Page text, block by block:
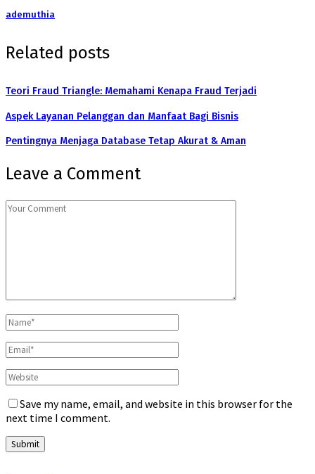
ademuthia
Related posts
Teori Fraud Triangle: Memahami Kenapa Fraud Terjadi
Aspek Layanan Pelanggan dan Manfaat Bagi Bisnis
Pentingnya Menjaga Database Tetap Akurat & Aman
Leave a Comment
Save my name, email, and website in this browser for the
next time I comment.